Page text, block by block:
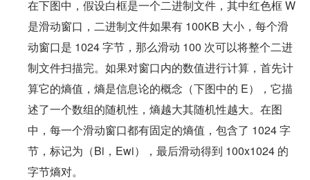
在下图中，假设白框是一个二进制文件，其中红色框 W
是滑动窗口，二进制文件如果有 100KB 大小，每个滑
动窗口是 1024 字节，那么滑动 100 次可以将整个二进
制文件扫描完。如果对窗口内的数值进行计算，首先计
算它的熵值，熵是信息论的概念（下图中的 E），它描
述了一个数组的随机性，熵越大其随机性越大。在图
中，每一个滑动窗口都有固定的熵值，包含了 1024 字
节，标记为（Bi，Ewi），最后滑动得到 100x1024 的
字节熵对。